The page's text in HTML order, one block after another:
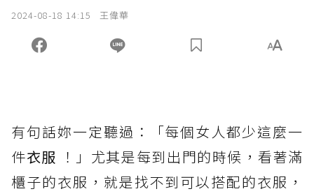
2024-08-18 14:15 王偉華
有句話妳一定聽過：「每個女人都少這麼一
件衣服 ！」尤其是每到出門的時候，看著滿
櫃子的衣服，就是找不到可以搭配的衣服，